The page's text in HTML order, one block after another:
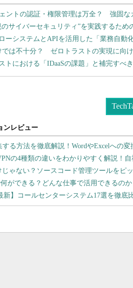
ントの認証・権限管理は万全？ 強固な
のサイバーセキュリティ”を実践するため
ーシステムとAPIを活用した「業務自動
では不十分？ ゼロトラストの実現に向
トにおける「IDaaSの課題」と補完すべ
する方法を徹底解説！WordやExcelへの
の4種類の違いをわかりやすく解説！
じゃない？ソースコード管理ツールをピ
何ができる？どんな仕事で活用できるのか
新】コールセンターシステム17選を徹